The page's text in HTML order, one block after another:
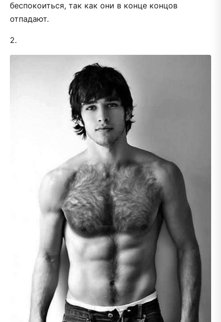
беспокоиться, так как они в конце концов
отпадают.
2.